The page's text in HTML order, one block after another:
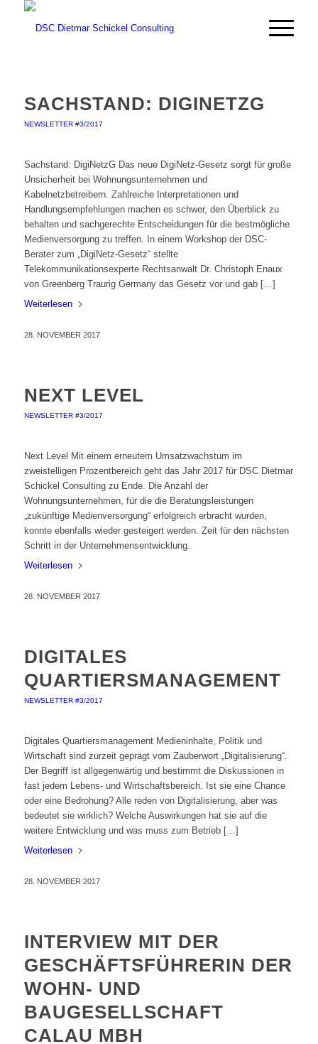
SACHSTAND: DIGINETZG
NEWSLETTER #3/2017
Sachstand: DigiNetzG Das neue DigiNetz-Gesetz sorgt für große
Unsicherheit bei Wohnungsunternehmen und
Kabelnetzbetreibern. Zahlreiche Interpretationen und
Handlungsempfehlungen machen es schwer, den Überblick zu
behalten und sachgerechte Entscheidungen für die bestmögliche
Medienversorgung zu treffen. In einem Workshop der DSC-
Berater zum „DigiNetz-Gesetz“ stellte
Telekommunikationsexperte Rechtsanwalt Dr. Christoph Enaux
von Greenberg Traurig Germany das Gesetz vor und gab […]
Weiterlesen
28. NOVEMBER 2017
NEXT LEVEL
NEWSLETTER #3/2017
Next Level Mit einem erneutem Umsatzwachstum im
zweistelligen Prozentbereich geht das Jahr 2017 für DSC Dietmar
Schickel Consulting zu Ende. Die Anzahl der
Wohnungsunternehmen, für die die Beratungsleistungen
„zukünftige Medienversorgung“ erfolgreich erbracht wurden,
konnte ebenfalls wieder gesteigert werden. Zeit für den nächsten
Schritt in der Unternehmensentwicklung.
Weiterlesen
28. NOVEMBER 2017
DIGITALES
QUARTIERSMANAGEMENT
NEWSLETTER #3/2017
Digitales Quartiersmanagement Medieninhalte, Politik und
Wirtschaft sind zurzeit geprägt vom Zauberwort „Digitalisierung“.
Der Begriff ist allgegenwärtig und bestimmt die Diskussionen in
fast jedem Lebens- und Wirtschaftsbereich. Ist sie eine Chance
oder eine Bedrohung? Alle reden von Digitalisierung, aber was
bedeutet sie wirklich? Welche Auswirkungen hat sie auf die
weitere Entwicklung und was muss zum Betrieb […]
Weiterlesen
28. NOVEMBER 2017
INTERVIEW MIT DER
GESCHÄFTSFÜHRERIN DER
WOHN- UND
BAUGESELLSCHAFT
CALAU MBH